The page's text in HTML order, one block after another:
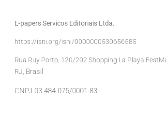
E-papers Servicos Editoriais Ltda.
https://isni.org/isni/0000000530656585
Rua Ruy Porto, 120/202 Shopping La Playa
RJ, Brasil
CNPJ 03.484.075/0001-83